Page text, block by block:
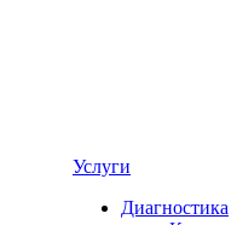
Услуги
Диагностика